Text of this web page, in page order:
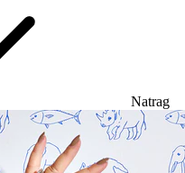
Natrag